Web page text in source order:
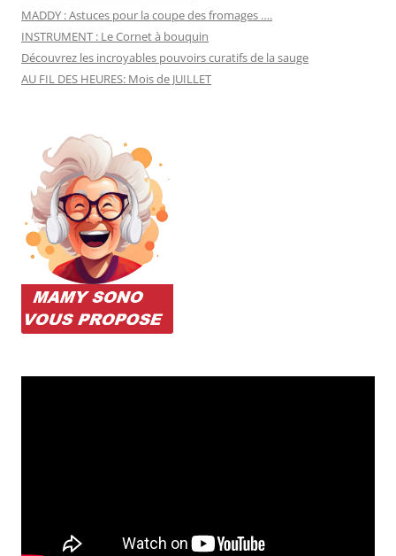
MADDY : Astuces pour la coupe des fromages ….
INSTRUMENT : Le Cornet à bouquin
Découvrez les incroyables pouvoirs curatifs de la sauge
AU FIL DES HEURES: Mois de JUILLET